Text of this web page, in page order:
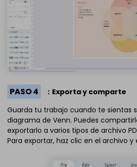
PASO 4
：Exporta y comparte
Guarda tu trabajo cuando te sientas
diagrama de Venn. Puedes
exportarlo a varios tipos de archivo
Para exportar, haz clic en el archivo y